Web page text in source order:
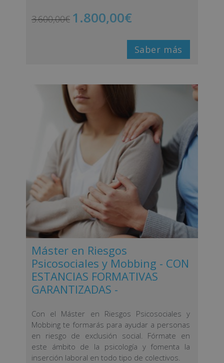
3.600,00€ 1.800,00€
Saber más
Máster en Riesgos
Psicosociales y Mobbing - CON
ESTANCIAS FORMATIVAS
GARANTIZADAS -
Con el Máster en Riesgos Psicosociales y
Mobbing te formarás para ayudar a personas
en riesgo de exclusión social. Fórmate en
este ámbito de la psicología y fomenta la
inserción laboral en todo tipo de colectivos.